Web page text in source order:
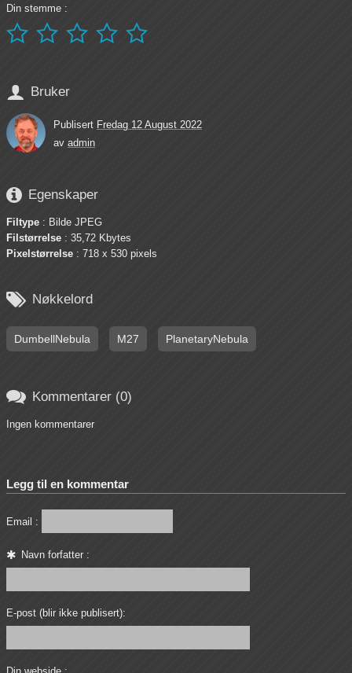
Din stemme :
    
 Bruker
Publisert Fredag 12 August 2022
av admin
 Egenskaper
Filtype : Bilde JPEG
Filstørrelse : 35,72 Kbytes
Pixelstørrelse : 718 x 530 pixels
 Nøkkelord
DumbellNebula M27 PlanetaryNebula
 Kommentarer (0)
Ingen kommentarer
Legg til en kommentar
Email :
Navn forfatter :
E-post (blir ikke publisert):